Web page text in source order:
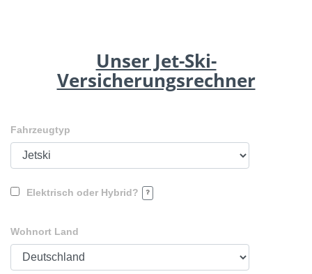
Unser Jet-Ski-
Versicherungsrechner
Fahrzeugtyp
Elektrisch oder Hybrid?
Wohnort Land